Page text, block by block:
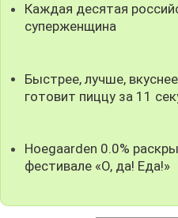
Каждая десятая
суперженщина
Быстрее, лучше,
готовит пиццу за 11
Hoegaarden 0.0%
фестивале «О, да! Еда!»